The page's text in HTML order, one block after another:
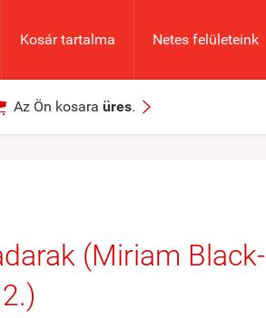
Kosár tartalma Netes felületeink
Az Ön kosara üres. 
(Miriam Black-